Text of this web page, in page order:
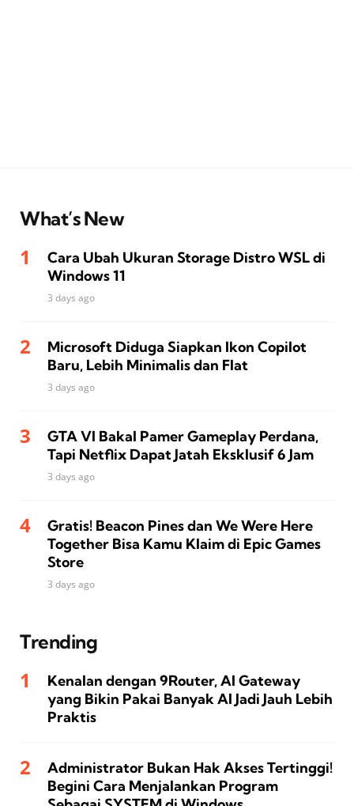
What’s New
Cara Ubah Ukuran Storage Distro WSL di
Windows 11
3 days ago
Microsoft Diduga Siapkan Ikon Copilot
Baru, Lebih Minimalis dan Flat
3 days ago
GTA VI Bakal Pamer Gameplay Perdana,
Tapi Netflix Dapat Jatah Eksklusif 6 Jam
3 days ago
Gratis! Beacon Pines dan We Were Here
Together Bisa Kamu Klaim di Epic Games
Store
3 days ago
Trending
Kenalan dengan 9Router, AI Gateway
yang Bikin Pakai Banyak AI Jadi Jauh Lebih
Praktis
Administrator Bukan Hak Akses Tertinggi!
Begini Cara Menjalankan Program